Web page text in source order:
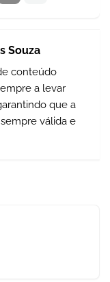
Souza
conteúdo
a levar
que a
válida e